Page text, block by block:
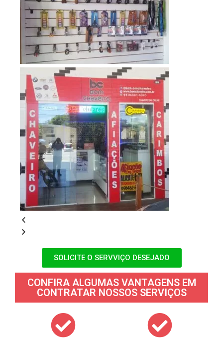
SOLICITE O SERVVIÇO DESEJADO
CONFIRA ALGUMAS VANTAGENS EM
CONTRATAR NOSSOS SERVIÇOS